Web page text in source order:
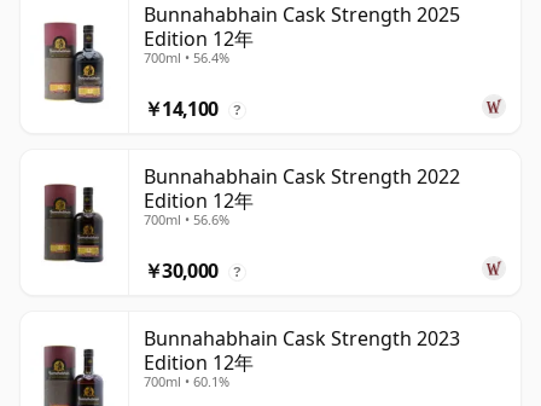
Bunnahabhain Cask Strength 2025
Edition 12年
700ml • 56.4%
￥14,100 ?
Bunnahabhain Cask Strength 2022
Edition 12年
700ml • 56.6%
￥30,000 ?
Bunnahabhain Cask Strength 2023
Edition 12年
700ml • 60.1%